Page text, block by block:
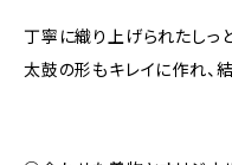
丁寧に織り上げられたしっ
太鼓の形もキレイに作れ、